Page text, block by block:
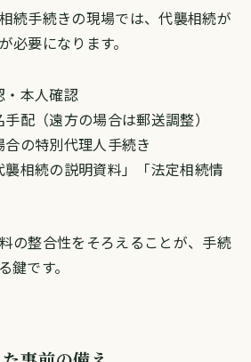
続手続きの現場では、代襲相続が
必要になります。
・本人確認
配（遠方の場合は郵送調整）
の特別代理人手続き
相続の説明資料」「法定相続情
の整合性をそろえることが、手続
鍵です。